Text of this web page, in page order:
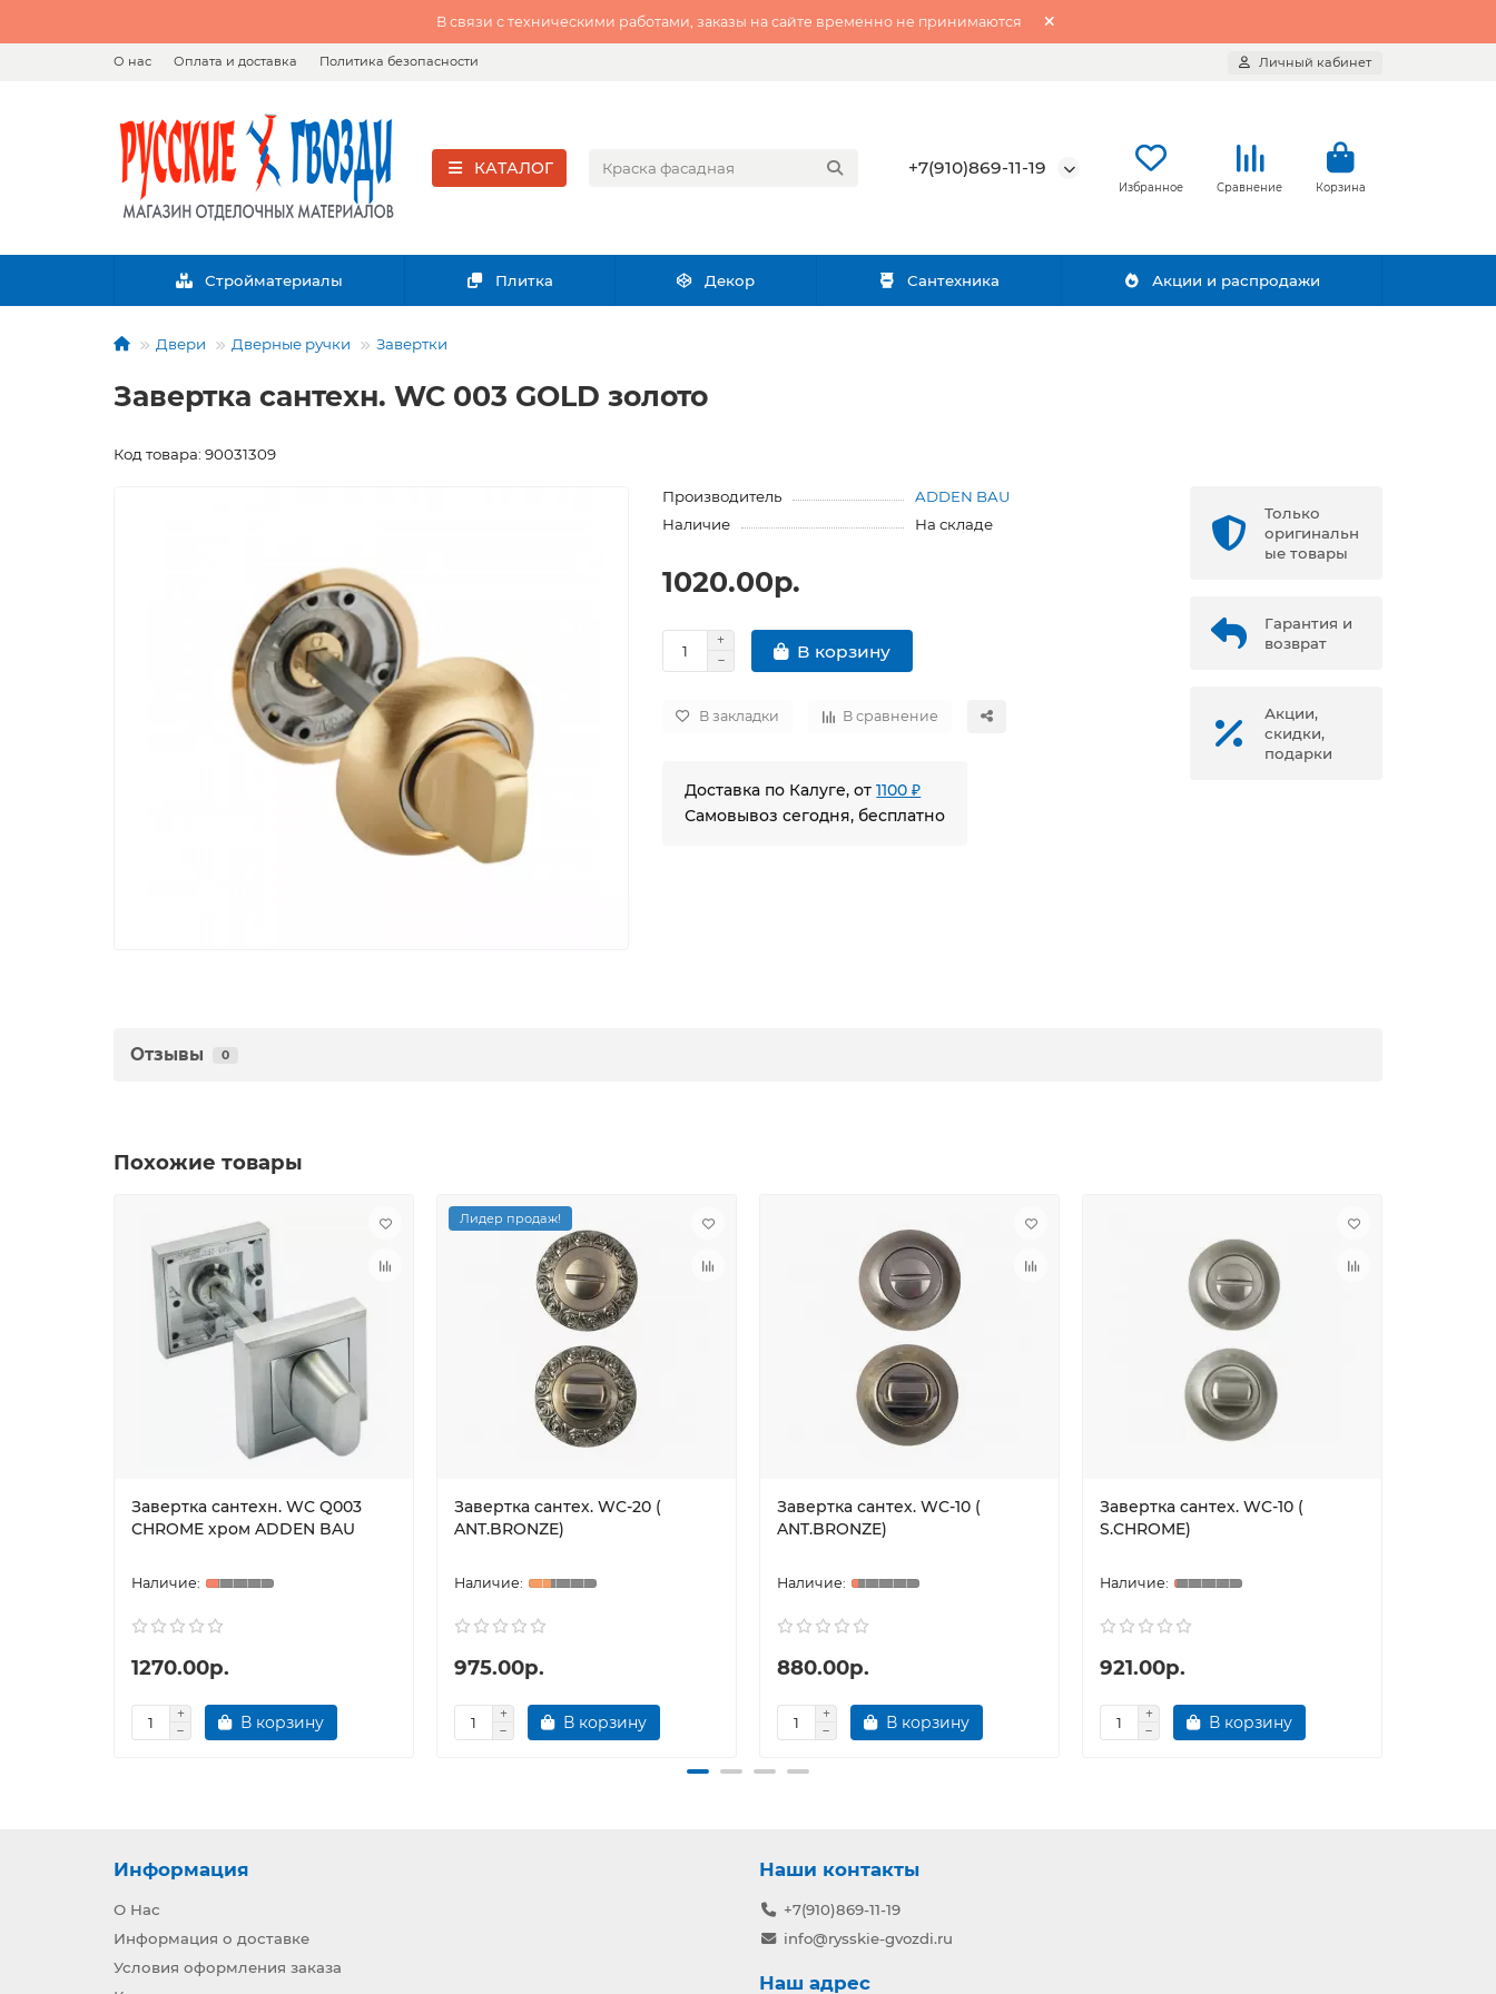
В связи с техническими работами, заказы на сайте временно не принимаются
О нас Оплата и доставка Политика безопасности Личный кабинет
КАТАЛОГ +7(910)869-11-19
Избранное Сравнение Корзина
Стройматериалы Плитка Декор Сантехника Акции и распродажи
Двери Дверные ручки Завертки
Завертка сантехн. WC 003 GOLD золото
Код товара: 90031309
Производитель
ADDEN BAU
Наличие
На складе
1020.00р.
В корзину
В закладки В сравнение
Доставка по Калуге, от1100 ₽
Самовывоз сегодня, бесплатно
Только
оригинальн
ые товары
Гарантия и
возврат
Акции,
скидки,
подарки
Отзывы 0
Похожие товары
Завертка сантехн. WC Q003
CHROME хром ADDEN BAU
1270.00р.
В корзину
Лидер продаж!
Завертка сантех. WC-20 (
ANT.BRONZE)
975.00р.
В корзину
Завертка сантех. WC-10 (
ANT.BRONZE)
880.00р.
В корзину
Завертка сантех. WC-10 (
S.CHROME)
921.00р.
В корзину
Информация
О Нас
Информация о доставке
Условия оформления заказа
Наши контакты
+7(910)869-11-19
info@rysskie-gvozdi.ru
Наш адрес